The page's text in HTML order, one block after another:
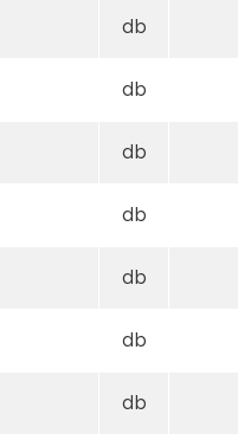
db
db
db
db
db
db
db